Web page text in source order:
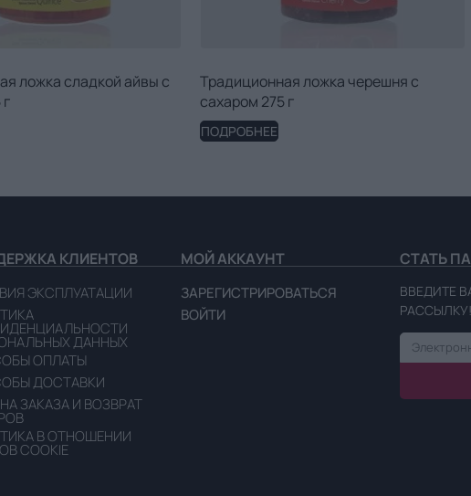
ложка сладкой айвы с
Традиционная ложка черешня с
сахаром 275 г
ПОДРОБНЕЕ
КЛИЕНТОВ
ЭКСПЛУАТАЦИИ
ДАННЫХ
ОПЛАТЫ
ДОСТАВКИ
ЗАКАЗА И ВОЗВРАТ
В ОТНОШЕНИИ
COOKIE
МОЙ АККАУНТ
ЗАРЕГИСТРИРОВАТЬСЯ
ВОЙТИ
СТАТЬ
ВВЕДИТЕ
РАССЫЛКУ!